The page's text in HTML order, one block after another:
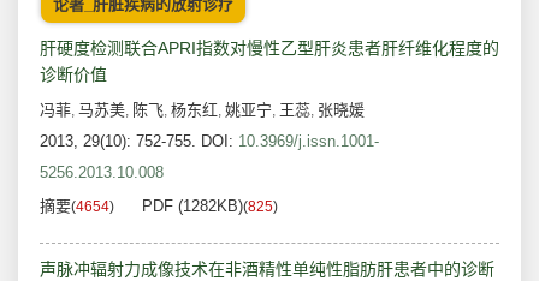
论著_肝脏疾病的放射诊疗
肝硬度检测联合APRI指数对慢性乙型肝炎患者肝纤维化程度的
诊断价值
冯菲, 马苏美, 陈飞, 杨东红, 姚亚宁, 王蕊, 张晓媛
2013, 29(10): 752-755. DOI: 10.3969/j.issn.1001-
5256.2013.10.008
摘要(4654) PDF (1282KB)(825)
声脉冲辐射力成像技术在非酒精性单纯性脂肪肝患者中的诊断